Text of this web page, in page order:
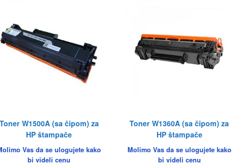
W1500A (sa čipom) za
HP štampače
Vas da se ulogujete kako
bi videli cenu
Toner W1360A (sa čipom) za
HP štampače
Molimo Vas da se ulogujete kako
bi videli cenu